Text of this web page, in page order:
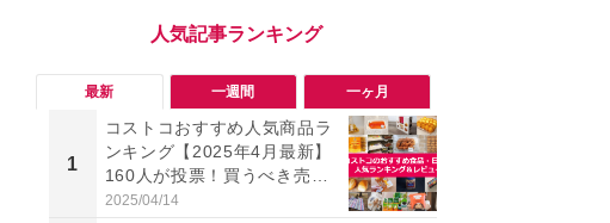
最新 一週間 一ヶ月
1
コストコおすすめ人気商品ラ
ンキング【2025年4月最新】
160人が投票！買うべき売れ
筋食品惣菜・日用品雑貨＆セ
2025/04/14